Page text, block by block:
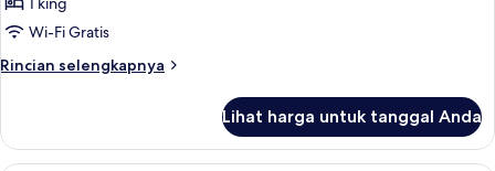
Deluks
Wi-Fi Gratis
Rincian selengkapnya
Rincian
Kamar
Double
Lihat harga untuk tanggal Anda